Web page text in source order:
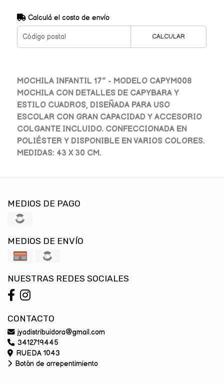
Calculá el costo de envío
CALCULAR
MOCHILA INFANTIL 17” - MODELO CAPYM008
MOCHILA CON DETALLES DE CAPYBARA Y
ESTILO CUADROS, DISEÑADA PARA USO
ESCOLAR CON GRAN CAPACIDAD Y ACCESORIO
COLGANTE INCLUIDO. CONFECCIONADA EN
POLIÉSTER Y DISPONIBLE EN VARIOS COLORES.
MEDIDAS: 43 X 30 CM.
MEDIOS DE PAGO
MEDIOS DE ENVÍO
NUESTRAS REDES SOCIALES
CONTACTO
jyadistribuidora@gmail.com
3412719445
RUEDA 1043
Botón de arrepentimiento